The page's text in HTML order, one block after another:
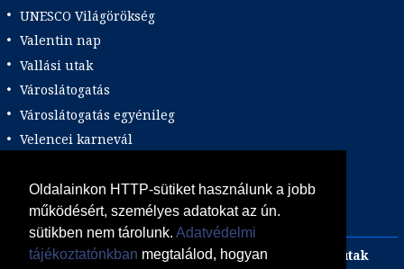
Oldalainkon HTTP-sütiket használunk a jobb
működésért, személyes adatokat az ún.
sütikben nem tárolunk. Adatvédelmi
tájékoztatónkban megtalálod, hogyan
UNESCO Világörökség
Valentin nap
Vallási utak
Városlátogatás
Városlátogatás egyénileg
Velencei karnevál
Wellness
Zene tematika
Adults only Incentive
Szilveszteri egzotikus utak